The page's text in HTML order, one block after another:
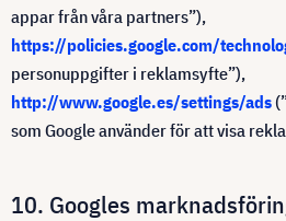
appar från våra partners”),
https://policies.google.com/
personuppgifter i reklamsyfte”),
http://www.google.es/settings/ads
som Google använder för att visa
10. Googles